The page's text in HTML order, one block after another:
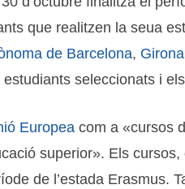
que realitzen la seua
de Barcelona, Girona
seleccionats i
Europea com a «cursos
superior». Els
de l’estada Erasmus.